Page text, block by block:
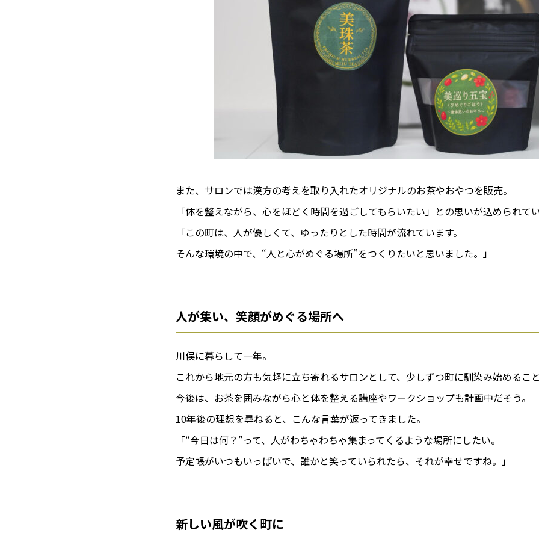
また、サロンでは漢方の考えを取り入れたオリジナルのお茶やおやつを販売。
「体を整えながら、心をほどく時間を過ごしてもらいたい」との思いが込められて
「この町は、人が優しくて、ゆったりとした時間が流れています。
そんな環境の中で、“人と心がめぐる場所”をつくりたいと思いました。」
人が集い、笑顔がめぐる場所へ
川俣に暮らして一年。
これから地元の方も気軽に立ち寄れるサロンとして、少しずつ町に馴染み始めるこ
今後は、お茶を囲みながら心と体を整える講座やワークショップも計画中だそう。
10年後の理想を尋ねると、こんな言葉が返ってきました。
「“今日は何？”って、人がわちゃわちゃ集まってくるような場所にしたい。
予定帳がいつもいっぱいで、誰かと笑っていられたら、それが幸せですね。」
新しい風が吹く町に